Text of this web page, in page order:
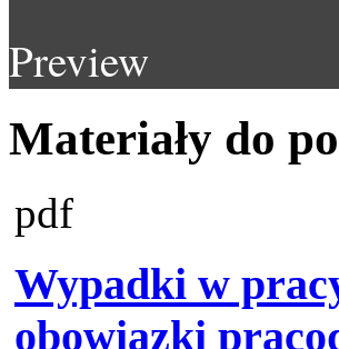
Preview
Materiały do
pdf
Wypadki w
obowiązki